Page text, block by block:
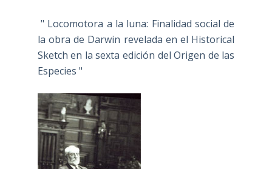
" Locomotora a la luna: Finalidad social de
la obra de Darwin revelada en el Historical
Sketch en la sexta edición del Origen de las
Especies "